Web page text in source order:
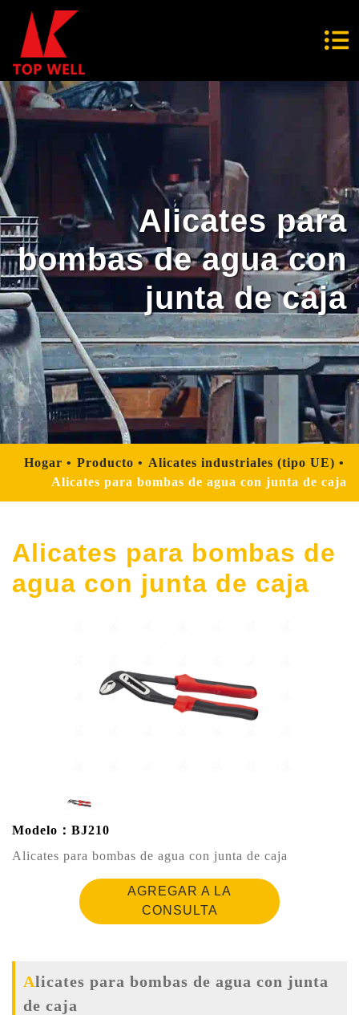
Alicates para
bombas de agua con
junta de caja
Hogar Producto
Alicates industriales (tipo UE)
Alicates para bombas de agua con junta de caja
Alicates para bombas de
agua con junta de caja
Modelo：BJ210
Alicates para bombas de agua con junta de caja
AGREGAR A LA
CONSULTA
Alicates para bombas de agua con junta
de caja